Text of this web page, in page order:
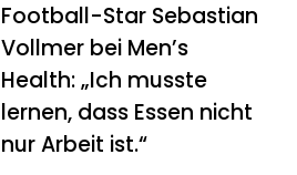
Football-Star Sebastian
Vollmer bei Men’s
Health: „Ich musste
lernen, dass Essen nicht
nur Arbeit ist.“